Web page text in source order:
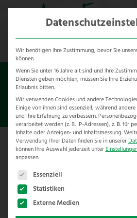
Sie sind hier:Referenzen
nach Städten
ZAUNBAU IN
Hier finden Sie unsere
Referenzen in
Kreis Gütersloh
Wir benötigen Ihre Zustimmung, bevor Sie
können.
Wenn Sie unter 16 Jahre alt sind und Ihre
Diensten geben möchten, müssen Sie Ihre
Erlaubnis bitten.
Wir verwenden Cookies und andere
Einige von ihnen sind essenziell, während
und Ihre Erfahrung zu verbessern.
verarbeitet werden (z. B. IP-Adressen), z. B. für
Inhalte oder Anzeigen- und Inhaltsmessung.
Verwendung Ihrer Daten finden Sie in unserer
können Ihre Auswahl jederzeit unter
anpassen.
Es folgt eine Liste der Service-
Essenziell
Statistiken
Externe Medien